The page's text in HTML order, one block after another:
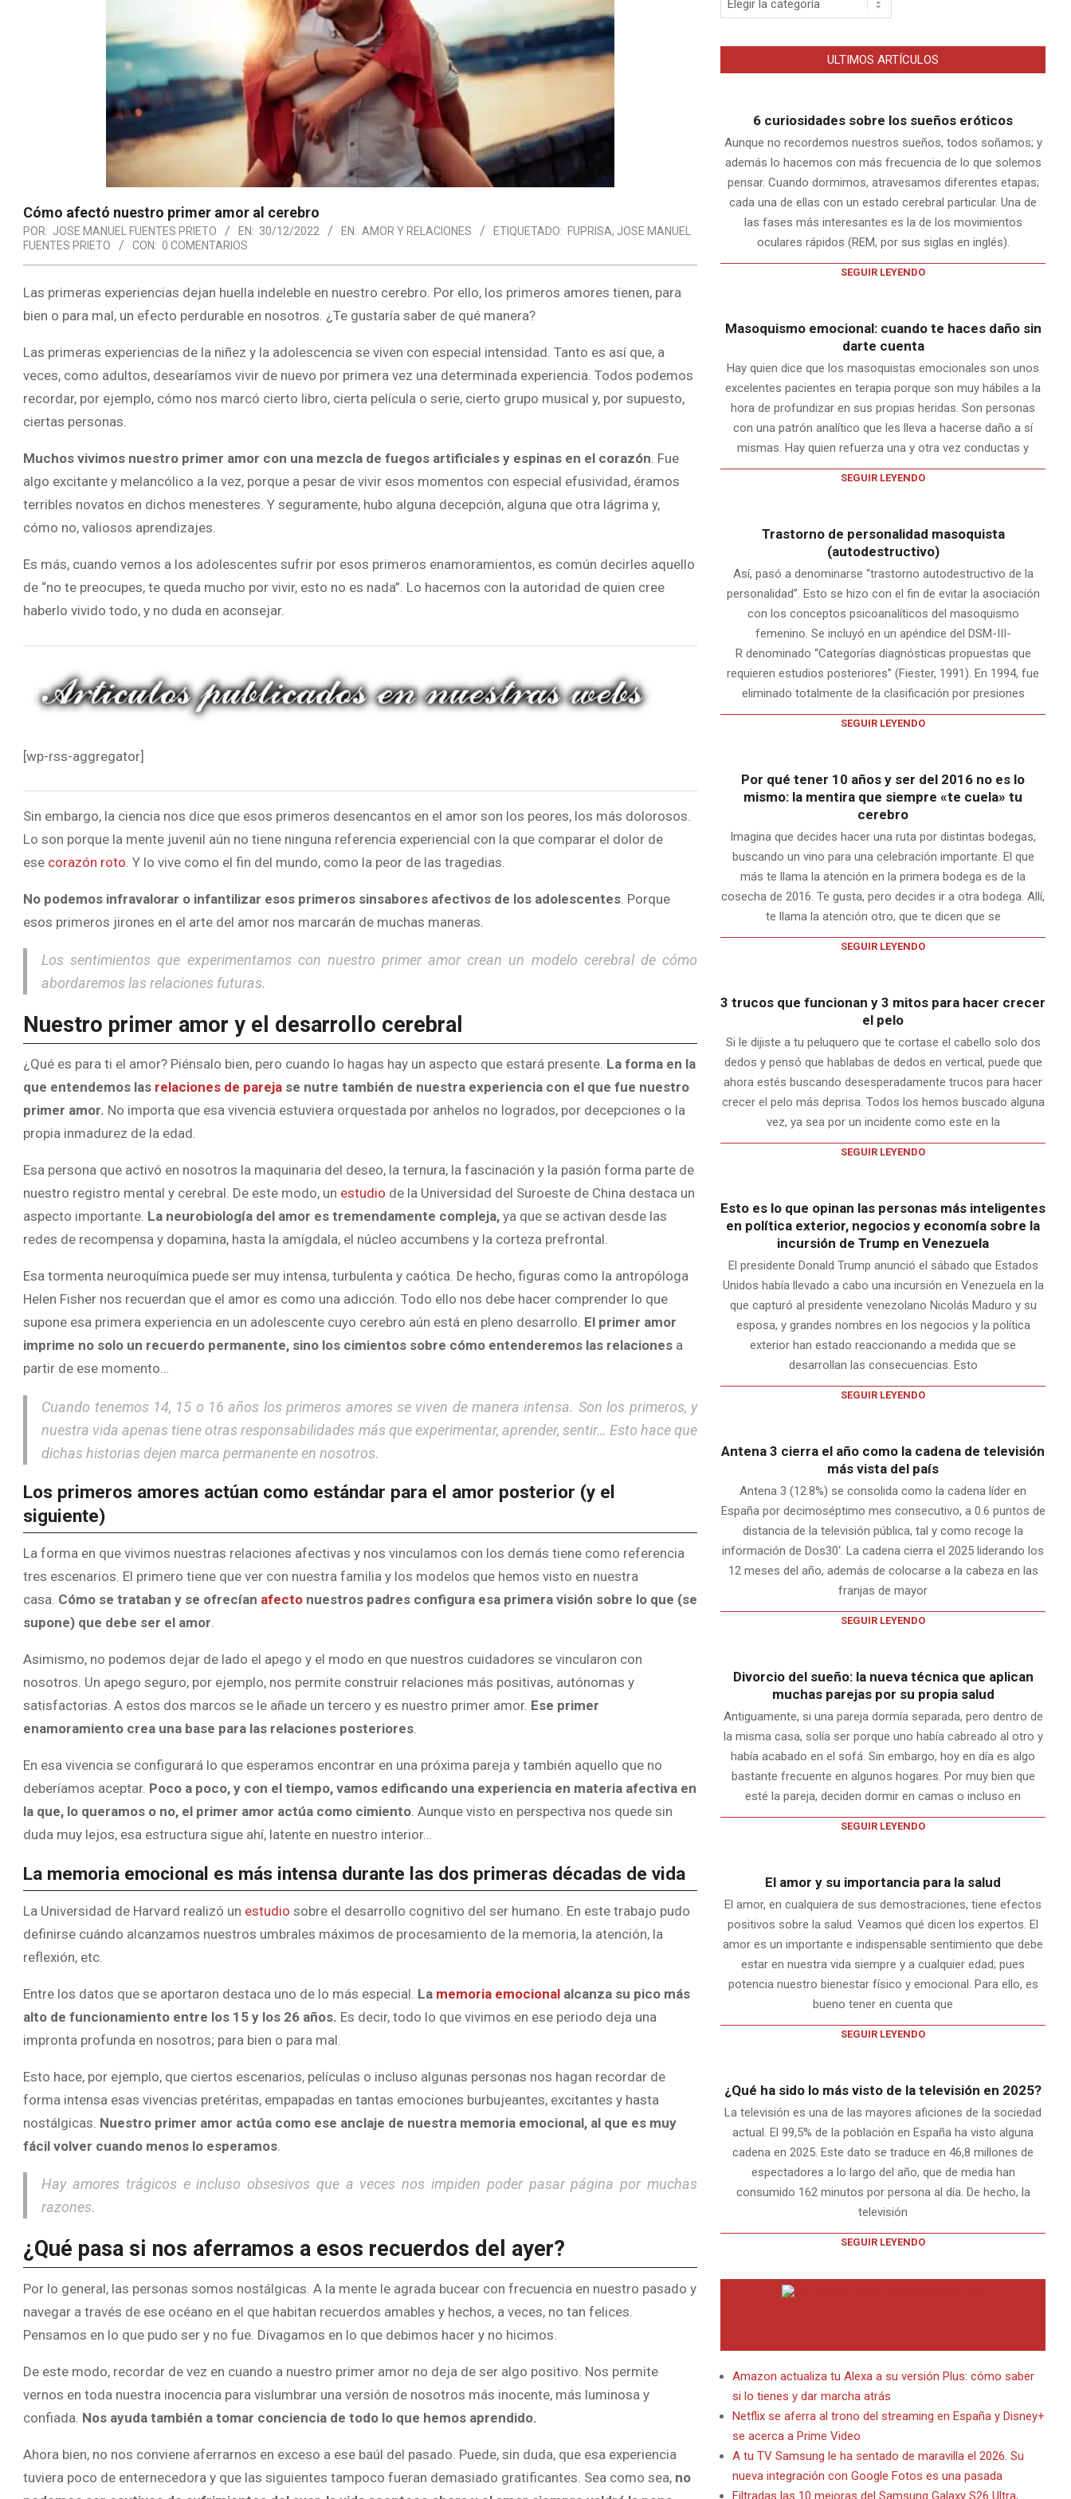
Cómo afectó nuestro primer amor al cerebro
POR: JOSE MANUEL FUENTES PRIETO EN: 30/12/2022 EN: AMOR Y RELACIONES ETIQUETADO: FUPRISA, JOSE MANUEL
FUENTES PRIETO
CON: 0 COMENTARIOS
Las primeras experiencias dejan huella indeleble en nuestro cerebro. Por ello, los primeros amores tienen, para
bien o para mal, un efecto perdurable en nosotros. ¿Te gustaría saber de qué manera?
Las primeras experiencias de la niñez y la adolescencia se viven con especial intensidad. Tanto es así que, a
veces, como adultos, desearíamos vivir de nuevo por primera vez una determinada experiencia. Todos podemos
recordar, por ejemplo, cómo nos marcó cierto libro, cierta película o serie, cierto grupo musical y, por supuesto,
ciertas personas.
Muchos vivimos nuestro primer amor con una mezcla de fuegos artificiales y espinas en el corazón. Fue
algo excitante y melancólico a la vez, porque a pesar de vivir esos momentos con especial efusividad, éramos
terribles novatos en dichos menesteres. Y seguramente, hubo alguna decepción, alguna que otra lágrima y,
cómo no, valiosos aprendizajes.
Es más, cuando vemos a los adolescentes sufrir por esos primeros enamoramientos, es común decirles aquello
de “no te preocupes, te queda mucho por vivir, esto no es nada”. Lo hacemos con la autoridad de quien cree
haberlo vivido todo, y no duda en aconsejar.
[wp-rss-aggregator]
Sin embargo, la ciencia nos dice que esos primeros desencantos en el amor son los peores, los más dolorosos.
Lo son porque la mente juvenil aún no tiene ninguna referencia experiencial con la que comparar el dolor de
ese corazón roto . Y lo vive como el fin del mundo, como la peor de las tragedias.
No podemos infravalorar o infantilizar esos primeros sinsabores afectivos de los adolescentes . Porque
esos primeros jirones en el arte del amor nos marcarán de muchas maneras.
Los sentimientos que experimentamos con nuestro primer amor crean un modelo cerebral de cómo
abordaremos las relaciones futuras.
Nuestro primer amor y el desarrollo cerebral
¿Qué es para ti el amor? Piénsalo bien, pero cuando lo hagas hay un aspecto que estará presente. La forma en la
que entendemos las relaciones de pareja se nutre también de nuestra experiencia con el que fue nuestro
primer amor. No importa que esa vivencia estuviera orquestada por anhelos no logrados, por decepciones o la
propia inmadurez de la edad.
Esa persona que activó en nosotros la maquinaria del deseo, la ternura, la fascinación y la pasión forma parte de
nuestro registro mental y cerebral. De este modo, un estudio de la Universidad del Suroeste de China destaca un
aspecto importante. La neurobiología del amor es tremendamente compleja, ya que se activan desde las
redes de recompensa y dopamina, hasta la amígdala, el núcleo accumbens y la corteza prefrontal.
Esa tormenta neuroquímica puede ser muy intensa, turbulenta y caótica. De hecho, figuras como la antropóloga
Helen Fisher nos recuerdan que el amor es como una adicción. Todo ello nos debe hacer comprender lo que
supone esa primera experiencia en un adolescente cuyo cerebro aún está en pleno desarrollo. El primer amor
imprime no solo un recuerdo permanente, sino los cimientos sobre cómo entenderemos las relaciones a
partir de ese momento…
Cuando tenemos 14, 15 o 16 años los primeros amores se viven de manera intensa. Son los primeros, y
nuestra vida apenas tiene otras responsabilidades más que experimentar, aprender, sentir… Esto hace que
dichas historias dejen marca permanente en nosotros.
Los primeros amores actúan como estándar para el amor posterior (y el
siguiente)
La forma en que vivimos nuestras relaciones afectivas y nos vinculamos con los demás tiene como referencia
tres escenarios. El primero tiene que ver con nuestra familia y los modelos que hemos visto en nuestra
casa. Cómo se trataban y se ofrecían afecto nuestros padres configura esa primera visión sobre lo que (se
supone) que debe ser el amor
Asimismo, no podemos dejar de lado el apego y el modo en que nuestros cuidadores se vincularon con
nosotros. Un apego seguro, por ejemplo, nos permite construir relaciones más positivas, autónomas y
satisfactorias. A estos dos marcos se le añade un tercero y es nuestro primer amor. Ese primer
enamoramiento crea una base para las relaciones posteriores
En esa vivencia se configurará lo que esperamos encontrar en una próxima pareja y también aquello que no
deberíamos aceptar. Poco a poco, y con el tiempo, vamos edificando una experiencia en materia afectiva en
la que, lo queramos o no, el primer amor actúa como cimiento . Aunque visto en perspectiva nos quede sin
duda muy lejos, esa estructura sigue ahí, latente en nuestro interior…
La memoria emocional es más intensa durante las dos primeras décadas de vida
La Universidad de Harvard realizó un estudio sobre el desarrollo cognitivo del ser humano. En este trabajo pudo
definirse cuándo alcanzamos nuestros umbrales máximos de procesamiento de la memoria, la atención, la
reflexión, etc.
Entre los datos que se aportaron destaca uno de lo más especial. La memoria emocional alcanza su pico más
alto de funcionamiento entre los 15 y los 26 años. Es decir, todo lo que vivimos en ese periodo deja una
impronta profunda en nosotros; para bien o para mal.
Esto hace, por ejemplo, que ciertos escenarios, películas o incluso algunas personas nos hagan recordar de
forma intensa esas vivencias pretéritas, empapadas en tantas emociones burbujeantes, excitantes y hasta
nostálgicas. Nuestro primer amor actúa como ese anclaje de nuestra memoria emocional, al que es muy
fácil volver cuando menos lo esperamos.
Hay amores trágicos e incluso obsesivos que a veces nos impiden poder pasar página por muchas
razones.
¿Qué pasa si nos aferramos a esos recuerdos del ayer?
Por lo general, las personas somos nostálgicas. A la mente le agrada bucear con frecuencia en nuestro pasado y
navegar a través de ese océano en el que habitan recuerdos amables y hechos, a veces, no tan felices.
Pensamos en lo que pudo ser y no fue. Divagamos en lo que debimos hacer y no hicimos.
De este modo, recordar de vez en cuando a nuestro primer amor no deja de ser algo positivo. Nos permite
vernos en toda nuestra inocencia para vislumbrar una versión de nosotros más inocente, más luminosa y
confiada. Nos ayuda también a tomar conciencia de todo lo que hemos aprendido.
Ahora bien, no nos conviene aferrarnos en exceso a ese baúl del pasado. Puede, sin duda, que esa experiencia
tuviera poco de enternecedora y que las siguientes tampoco fueran demasiado gratificantes. Sea como sea, no
ULTIMOS ARTÍCULOS
6 curiosidades sobre los sueños eróticos
Aunque no recordemos nuestros sueños, todos soñamos; y
además lo hacemos con más frecuencia de lo que solemos
pensar. Cuando dormimos, atravesamos diferentes etapas;
cada una de ellas con un estado cerebral particular. Una de
las fases más interesantes es la de los movimientos
oculares rápidos (REM, por sus siglas en inglés).
SEGUIR LEYENDO
Masoquismo emocional: cuando te haces daño sin
darte cuenta
Hay quien dice que los masoquistas emocionales son unos
excelentes pacientes en terapia porque son muy hábiles a la
hora de profundizar en sus propias heridas. Son personas
con una patrón analítico que les lleva a hacerse daño a sí
mismas. Hay quien refuerza una y otra vez conductas y
SEGUIR LEYENDO
Trastorno de personalidad masoquista
(autodestructivo)
Así, pasó a denominarse “trastorno autodestructivo de la
personalidad”. Esto se hizo con el fin de evitar la asociación
con los conceptos psicoanalíticos del masoquismo
femenino. Se incluyó en un apéndice del DSM-III-
R denominado “Categorías diagnósticas propuestas que
requieren estudios posteriores” (Fiester, 1991). En 1994, fue
eliminado totalmente de la clasificación por presiones
SEGUIR LEYENDO
Por qué tener 10 años y ser del 2016 no es lo
mismo: la mentira que siempre «te cuela» tu
cerebro
Imagina que decides hacer una ruta por distintas bodegas,
buscando un vino para una celebración importante. El que
más te llama la atención en la primera bodega es de la
cosecha de 2016. Te gusta, pero decides ir a otra bodega. Allí,
te llama la atención otro, que te dicen que se
SEGUIR LEYENDO
3 trucos que funcionan y 3 mitos para hacer crecer
el pelo
Si le dijiste a tu peluquero que te cortase el cabello solo dos
dedos y pensó que hablabas de dedos en vertical, puede que
ahora estés buscando desesperadamente trucos para hacer
crecer el pelo más deprisa. Todos los hemos buscado alguna
vez, ya sea por un incidente como este en la
SEGUIR LEYENDO
Esto es lo que opinan las personas más inteligentes
en política exterior, negocios y economía sobre la
incursión de Trump en Venezuela
El presidente Donald Trump anunció el sábado que Estados
Unidos había llevado a cabo una incursión en Venezuela en la
que capturó al presidente venezolano Nicolás Maduro y su
esposa, y grandes nombres en los negocios y la política
exterior han estado reaccionando a medida que se
desarrollan las consecuencias. Esto
SEGUIR LEYENDO
Antena 3 cierra el año como la cadena de televisión
más vista del país
Antena 3 (12.8%) se consolida como la cadena líder en
España por decimoséptimo mes consecutivo, a 0.6 puntos de
distancia de la televisión pública, tal y como recoge la
información de Dos30‘. La cadena cierra el 2025 liderando los
12 meses del año, además de colocarse a la cabeza en las
franjas de mayor
SEGUIR LEYENDO
Divorcio del sueño: la nueva técnica que aplican
muchas parejas por su propia salud
Antiguamente, si una pareja dormía separada, pero dentro de
la misma casa, solía ser porque uno había cabreado al otro y
había acabado en el sofá. Sin embargo, hoy en día es algo
bastante frecuente en algunos hogares. Por muy bien que
esté la pareja, deciden dormir en camas o incluso en
SEGUIR LEYENDO
El amor y su importancia para la salud
El amor, en cualquiera de sus demostraciones, tiene efectos
positivos sobre la salud. Veamos qué dicen los expertos. El
amor es un importante e indispensable sentimiento que debe
estar en nuestra vida siempre y a cualquier edad; pues
potencia nuestro bienestar físico y emocional. Para ello, es
bueno tener en cuenta que
SEGUIR LEYENDO
¿Qué ha sido lo más visto de la televisión en 2025?
La televisión es una de las mayores aficiones de la sociedad
actual. El 99,5% de la población en España ha visto alguna
cadena en 2025. Este dato se traduce en 46,8 millones de
espectadores a lo largo del año, que de media han
consumido 162 minutos por persona al día. De hecho, la
televisión
SEGUIR LEYENDO
Amazon actualiza tu Alexa a su versión Plus: cómo saber
si lo tienes y dar marcha atrás
Netflix se aferra al trono del streaming en España y Disney+
se acerca a Prime Video
A tu TV Samsung le ha sentado de maravilla el 2026. Su
nueva integración con Google Fotos es una pasada
Filtradas las 10 mejoras del Samsung Galaxy S26 Ultra,